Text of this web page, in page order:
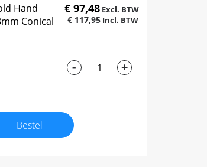
Hand
Conical
€ 97,48
€ 117,95
- +
Bestel